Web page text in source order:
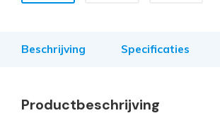
Beschrijving Specificaties
Productbeschrijving